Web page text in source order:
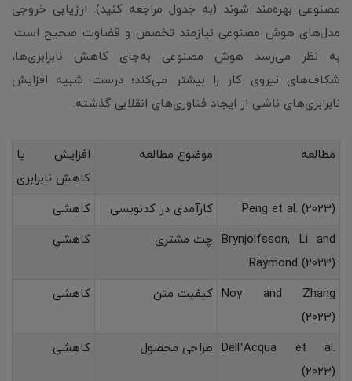
مصنوعی بهره‌مند شوند (به جدول مراجعه کنید). ارزیابی خروجی
مدل‌های هوش مصنوعی نیازمند تخصص و قضاوت صحیح است.
به نظر می‌رسد هوش مصنوعی به‌جای کاهش نابرابری‌ها،
شکاف‌های نیروی کار را بیشتر می‌کند؛ درست شبیه افزایش
نابرابری‌های ناشی از ایجاد فناوری‌های انقلابی گذشته.
مطالعه موضوع مطالعه
افزایش یا
کاهش نابرابری
Peng et al. (2023)
کارآمدی در کدنویسی
کاهشی
Brynjolfsson, Li and
Raymond (2023)
چت مشتری کاهشی
Noy and Zhang
(2023)
کیفیت متن کاهشی
Dell’Acqua et al.
(2023)
طراحی محصول کاهشی